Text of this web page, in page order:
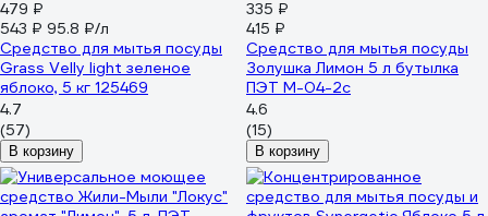
479 ₽
543 ₽ 95.8 ₽/л
Средство для мытья посуды
Grass Velly light зеленое
яблоко, 5 кг 125469
4.7
(57)
В корзину
335 ₽
415 ₽
Средство для мытья посуды
Золушка Лимон 5 л бутылка
ПЭТ М-04-2c
4.6
(15)
В корзину